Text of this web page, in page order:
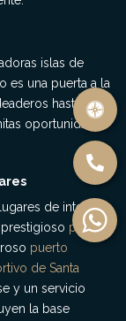
islas de
es una puerta a la
hasta
oportunidades
de interés
puerto
puerto
de Santa
y un servicio
la base